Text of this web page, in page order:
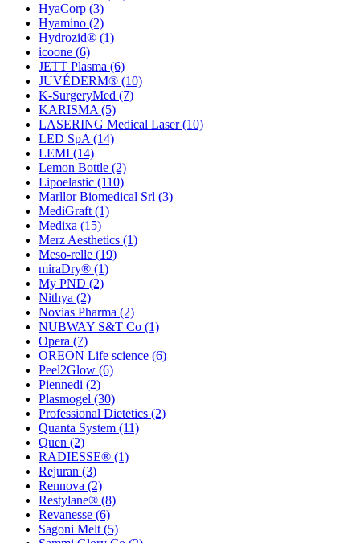
HyaCorp (3)
Hyamino (2)
Hydrozid® (1)
icoone (6)
JETT Plasma (6)
JUVÉDERM® (10)
K-SurgeryMed (7)
KARISMA (5)
LASERING Medical Laser(10)
LED SpA (14)
LEMI (14)
Lemon Bottle (2)
Lipoelastic (110)
Marllor Biomedical Srl (3)
MediGraft (1)
Medixa (15)
Merz Aesthetics (1)
Meso-relle (19)
miraDry® (1)
My PND (2)
Nithya (2)
Novias Pharma (2)
NUBWAY S&T Co (1)
Opera (7)
OREON Life science (6)
Peel2Glow (6)
Piennedi (2)
Plasmogel (30)
Professional Dietetics (2)
Quanta System (11)
Quen (2)
RADIESSE® (1)
Rejuran (3)
Rennova (2)
Restylane® (8)
Revanesse (6)
Sagoni Melt (5)